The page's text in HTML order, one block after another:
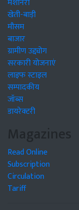
मशीनरी
खेती-बाड़ी
मौसम
बाजार
ग्रामीण उद्द्योग
सरकारी योजनाएं
लाइफ स्टाइल
सम्पादकीय
जॉब्स
डायरेक्टरी
Magazines
Read Online
Subscription
Circulation
Tariff